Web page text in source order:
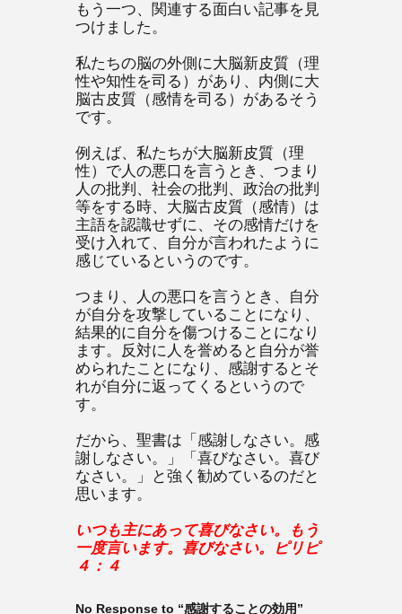
もう一つ、関連する面白い記事を見
つけました。
私たちの脳の外側に大脳新皮質（理
性や知性を司る）があり、内側に大
脳古皮質（感情を司る）があるそう
です。
例えば、私たちが大脳新皮質（理
性）で人の悪口を言うとき、つまり
人の批判、社会の批判、政治の批判
等をする時、大脳古皮質（感情）は
主語を認識せずに、その感情だけを
受け入れて、自分が言われたように
感じているというのです。
つまり、人の悪口を言うとき、自分
が自分を攻撃していることになり、
結果的に自分を傷つけることになり
ます。反対に人を誉めると自分が誉
められたことになり、感謝するとそ
れが自分に返ってくるというので
す。
だから、聖書は「感謝しなさい。感
謝しなさい。」「喜びなさい。喜び
なさい。」と強く勧めているのだと
思います。
いつも主にあって喜びなさい。もう
一度言います。喜びなさい。ピリピ
４：４
No Response to “感謝することの効用”